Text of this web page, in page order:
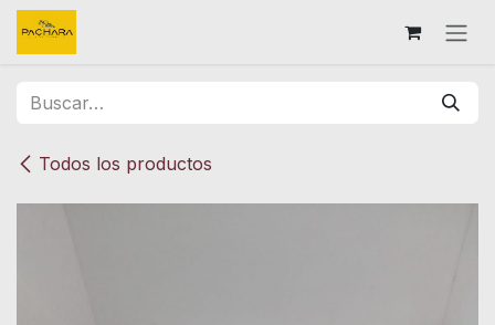
Ir al contenido
Todos los productos